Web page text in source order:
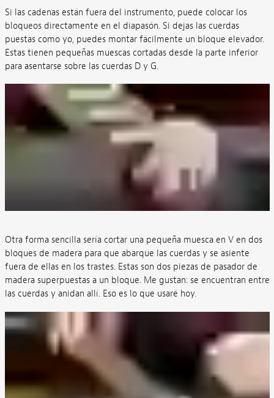
Si las cadenas están fuera del instrumento, puede colocar los
bloqueos directamente en el diapasón. Si dejas las cuerdas
puestas como yo, puedes montar fácilmente un bloque elevador.
Estas tienen pequeñas muescas cortadas desde la parte inferior
para asentarse sobre las cuerdas D y G.
Otra forma sencilla sería cortar una pequeña muesca en V en dos
bloques de madera para que abarque las cuerdas y se asiente
fuera de ellas en los trastes. Estas son dos piezas de pasador de
madera superpuestas a un bloque. Me gustan: se encuentran entre
las cuerdas y anidan allí. Eso es lo que usaré hoy.